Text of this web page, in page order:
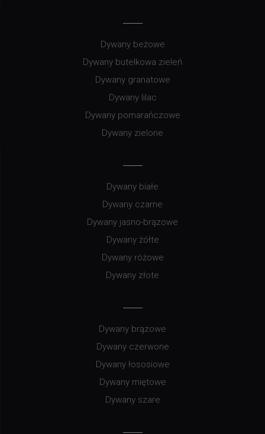
Dywany beżowe
Dywany butelkowa zieleń
Dywany granatowe
Dywany lilac
Dywany pomarańczowe
Dywany zielone
Dywany białe
Dywany czarne
Dywany jasno-brązowe
Dywany żółte
Dywany różowe
Dywany złote
Dywany brązowe
Dywany czerwone
Dywany łososiowe
Dywany miętowe
Dywany szare